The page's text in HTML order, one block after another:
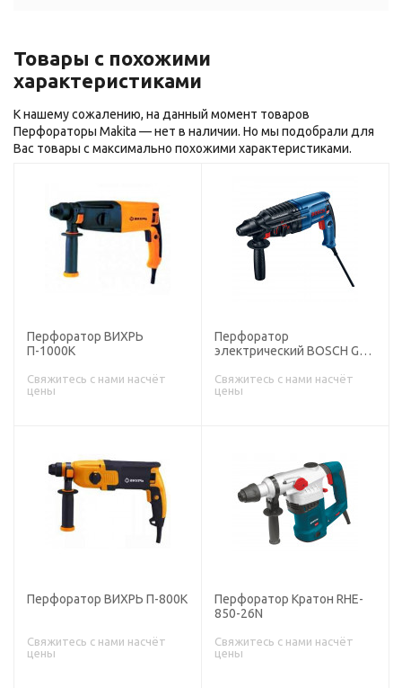
Товары с похожими
характеристиками
К нашему сожалению, на данный момент товаров
Перфораторы Makita — нет в наличии. Но мы подобрали для
Вас товары с максимально похожими характеристиками.
Перфоратор ВИХРЬ
П-1000К
Свяжитесь с нами насчёт
цены
Перфоратор
электрический BOSCH GBH
Свяжитесь с нами насчёт
цены
Перфоратор ВИХРЬ П-800К
Свяжитесь с нами насчёт
цены
Перфоратор Кратон RHE-
850-26N
Свяжитесь с нами насчёт
цены